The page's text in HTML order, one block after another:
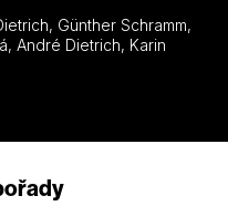
nepospíchá. Charlotte
co Charlotte otěhotní,
Philip nemůže